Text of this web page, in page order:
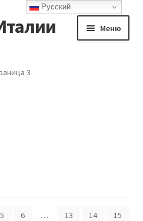
Меню
3
5 6 … 13 14 15
Русский